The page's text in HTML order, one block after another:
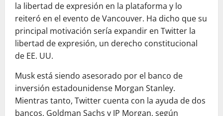
la libertad de expresión en la plataforma y lo
reiteró en el evento de Vancouver. Ha dicho que su
principal motivación sería expandir en Twitter la
libertad de expresión, un derecho constitucional
de EE. UU.
Musk está siendo asesorado por el banco de
inversión estadounidense Morgan Stanley.
Mientras tanto, Twitter cuenta con la ayuda de dos
bancos, Goldman Sachs y JP Morgan, según